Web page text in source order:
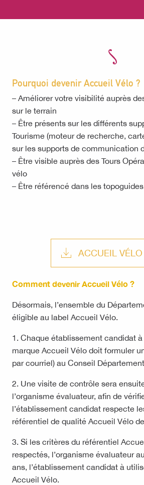
Pourquoi devenir Accueil Vélo ?
– Améliorer votre visibilité auprès
sur le terrain
– Être présents sur les différents
Tourisme (moteur de recherche,
sur les supports de communication
– Être visible auprès des Tours
vélo
– Être référencé dans les
ACCUEIL VÉLO
Comment devenir Accueil Vélo ?
Désormais, l’ensemble du
éligible au label Accueil Vélo.
1. Chaque établissement candidat à
marque Accueil Vélo doit formuler
par courriel) au Conseil
2. Une visite de contrôle sera
l’organisme évaluateur, afin de
l’établissement candidat respecte
référentiel de qualité Accueil Vélo
3. Si les critères du référentiel
respectés, l’organisme évaluateur
ans, l’établissement candidat à
Accueil Vélo.